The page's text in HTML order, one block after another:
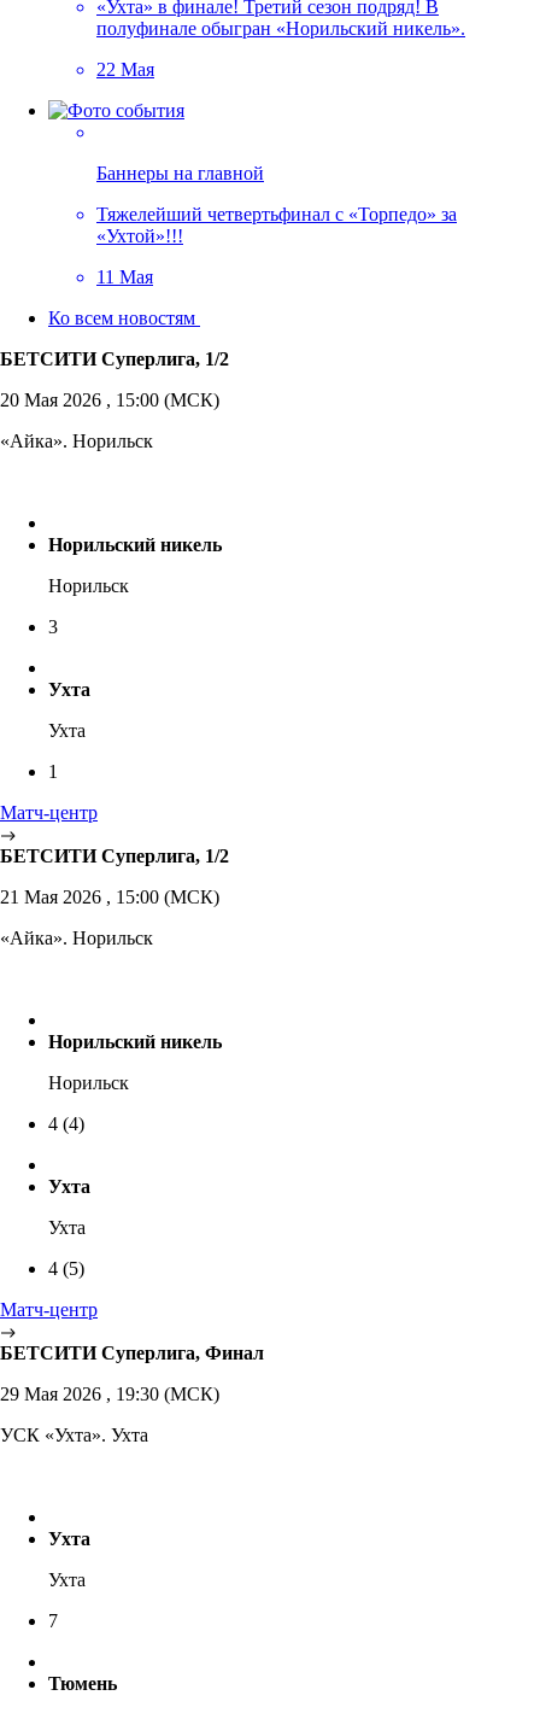
«Ухта» в финале! Третий сезон подряд! В
полуфинале обыгран «Норильский никель».
22 Мая
Баннеры на главной
Тяжелейший четвертьфинал с «Торпедо» за
«Ухтой»!!!
11 Мая
Ко всем новостям
БЕТСИТИ Суперлига, 1/2
20 Мая 2026 , 15:00 (МСК)
«Айка». Норильск
Норильский никель
Норильск
3
Ухта
Ухта
1
Матч-центр
БЕТСИТИ Суперлига, 1/2
21 Мая 2026 , 15:00 (МСК)
«Айка». Норильск
Норильский никель
Норильск
4 (4)
Ухта
Ухта
4 (5)
Матч-центр
БЕТСИТИ Суперлига, Финал
29 Мая 2026 , 19:30 (МСК)
УСК «Ухта». Ухта
Ухта
Ухта
7
Тюмень